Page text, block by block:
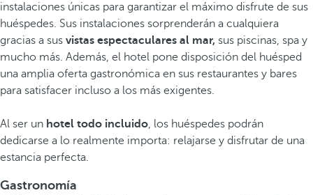
instalaciones únicas para garantizar el máximo disfrute de sus
huéspedes. Sus instalaciones sorprenderán a cualquiera
gracias a sus vistas espectaculares al mar, sus piscinas, spa y
mucho más. Además, el hotel pone disposición del huésped
una amplia oferta gastronómica en sus restaurantes y bares
para satisfacer incluso a los más exigentes.
Al ser un hotel todo incluido, los huéspedes podrán
dedicarse a lo realmente importa: relajarse y disfrutar de una
estancia perfecta.
Gastronomía